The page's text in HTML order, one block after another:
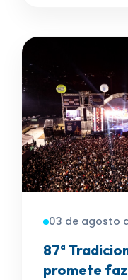
03 de agosto
87ª
promete